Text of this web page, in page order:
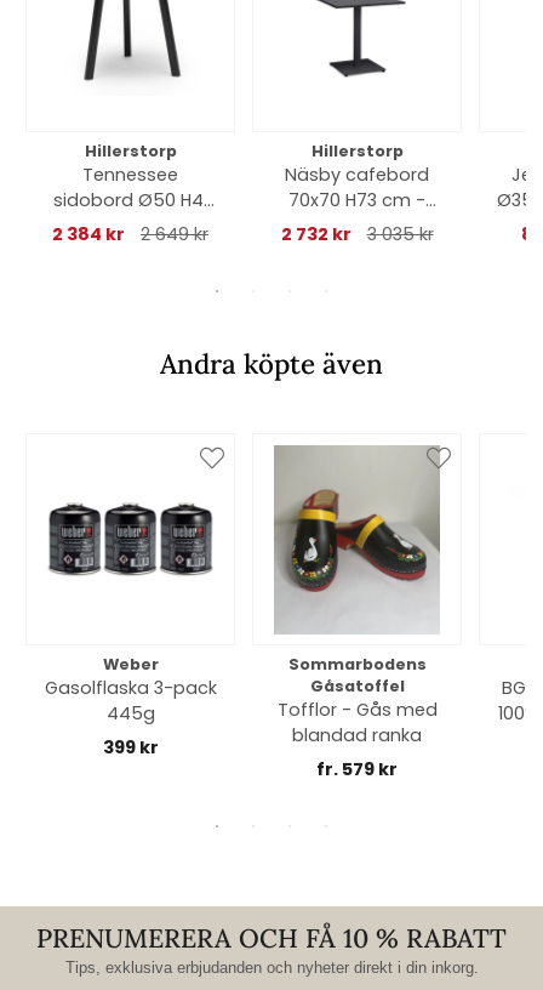
Hillerstorp
Tennessee
sidobord Ø50 H41
cm - grå
2 384 kr 2 649 kr
Hillerstorp
Näsby cafebord
70x70 H73 cm -
svart
2 732 kr 3 035 kr
Ø35
Andra köpte även
Weber
Gasolflaska 3-pack
445g
399 kr
Sommarbodens
Gåsatoffel
Tofflor - Gås med
blandad ranka
fr. 579 kr
PRENUMERERA OCH FÅ 10 % RABATT
Tips, exklusiva erbjudanden och nyheter direkt i din inkorg.